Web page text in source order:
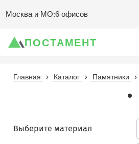
Москва и МО:6 офисов
ПОСТАМЕНТ
Главная Каталог Памятники
Выберите материал